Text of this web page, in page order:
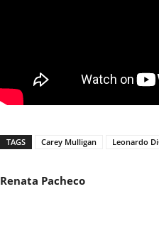
TAGS Carey Mulligan Leonardo
Renata Pacheco